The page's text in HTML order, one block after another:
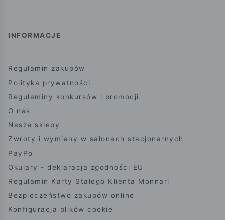
INFORMACJE
Regulamin zakupów
Polityka prywatności
Regulaminy konkursów i promocji
O nas
Nasze sklepy
Zwroty i wymiany w salonach stacjonarnych
PayPo
Okulary - deklaracja zgodności EU
Regulamin Karty Stałego Klienta Monnari
Bezpieczeństwo zakupów online
Konfiguracja plików cookie